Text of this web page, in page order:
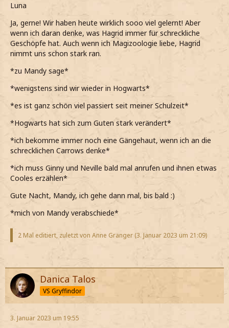
Luna
Ja, gerne! Wir haben heute wirklich sooo viel gelernt! Aber
wenn ich daran denke, was Hagrid immer für schreckliche
Geschöpfe hat. Auch wenn ich Magizoologie liebe, Hagrid
nimmt uns schon stark ran.
*zu Mandy sage*
*wenigstens sind wir wieder in Hogwarts*
*es ist ganz schön viel passiert seit meiner Schulzeit*
*Hogwarts hat sich zum Guten stark verändert*
*ich bekomme immer noch eine Gängehaut, wenn ich an die
schrecklichen Carrows denke*
*ich muss Ginny und Neville bald mal anrufen und ihnen etwas
Cooles erzählen*
Gute Nacht, Mandy, ich gehe dann mal, bis bald :)
*mich von Mandy verabschiede*
2 Mal editiert, zuletzt von Anne Granger (3. Januar 2023 um 21:09)
Danica Talos
VS Gryffindor
3. Januar 2023 um 19:55